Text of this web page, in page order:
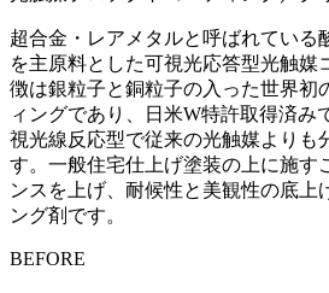
超合金・レアメタルと呼ばれている
を主原料とした可視光応答型光触媒
徴は銀粒子と銅粒子の入った世界初
ィングであり、日米W特許取得済み
視光線反応型で従来の光触媒よりも
す。一般住宅仕上げ塗装の上に施す
ンスを上げ、耐候性と美観性の底上
ング剤です。
BEFORE